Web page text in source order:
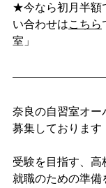
★今なら初月半額
い合わせはこちら
室」
奈良の自習室オー
募集しております
受験を目指す、高
就職のための準備